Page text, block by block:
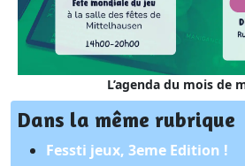
L’agenda du mois de
Dans la même rubrique
Fessti jeux, 3eme Edition !